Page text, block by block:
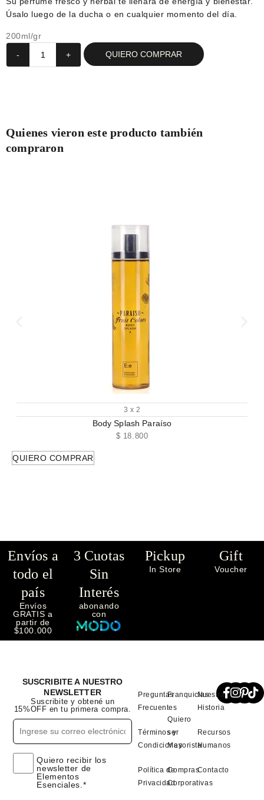
Úsalo luego de la ducha o en cualquier momento del día.
200ml/gr
-
+ QUIERO COMPRAR
Quienes vieron este producto también
compraron
3 x 2
Body Splash Paraíso
$ 18.800
QUIERO COMPRAR
Envíos a
todo el
país
Envíos
GRATIS a
partir de
$100.000
3 Cuotas
Sin
Interés
abonando
con
Pickup
In Store
Gift
Voucher
Preguntas
Frecuentes
Términos y
Condiciones
Política de
Privacidad
Franquicias
Quiero
ser
Mayorista
Compras
Corporativas
Nuestra
Historia
Recursos
Humanos
Contacto
SUSCRIBITE A NUESTRO
NEWSLETTER
Suscribite y obtené un
15%OFF en tu primera compra.
Quiero recibir los
newsletter de
Elementos
Esenciales.*